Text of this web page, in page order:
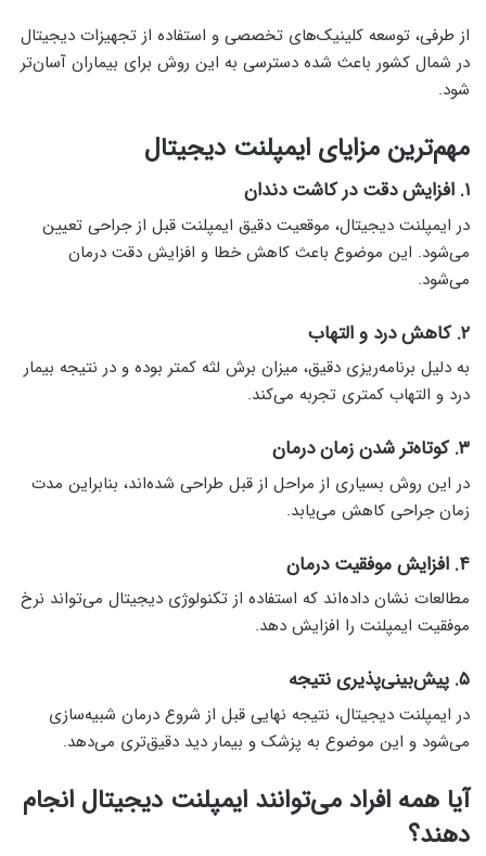
از طرفی، توسعه کلینیک‌های تخصصی و استفاده از تجهیزات دیجیتال
در شمال کشور باعث شده دسترسی به این روش برای بیماران آسان‌تر
شود.
مهم‌ترین مزایای ایمپلنت دیجیتال
۱. افزایش دقت در کاشت دندان
در ایمپلنت دیجیتال، موقعیت دقیق ایمپلنت قبل از جراحی تعیین
می‌شود. این موضوع باعث کاهش خطا و افزایش دقت درمان
می‌شود.
۲. کاهش درد و التهاب
به دلیل برنامه‌ریزی دقیق، میزان برش لثه کمتر بوده و در نتیجه بیمار
درد و التهاب کمتری تجربه می‌کند.
۳. کوتاه‌تر شدن زمان درمان
در این روش بسیاری از مراحل از قبل طراحی شده‌اند، بنابراین مدت
زمان جراحی کاهش می‌یابد.
۴. افزایش موفقیت درمان
مطالعات نشان داده‌اند که استفاده از تکنولوژی دیجیتال می‌تواند نرخ
موفقیت ایمپلنت را افزایش دهد.
۵. پیش‌بینی‌پذیری نتیجه
در ایمپلنت دیجیتال، نتیجه نهایی قبل از شروع درمان شبیه‌سازی
می‌شود و این موضوع به پزشک و بیمار دید دقیق‌تری می‌دهد.
آیا همه افراد می‌توانند ایمپلنت دیجیتال انجام
دهند؟